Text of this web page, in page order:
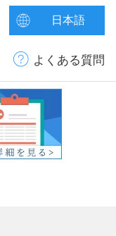
日本語
よくある質問